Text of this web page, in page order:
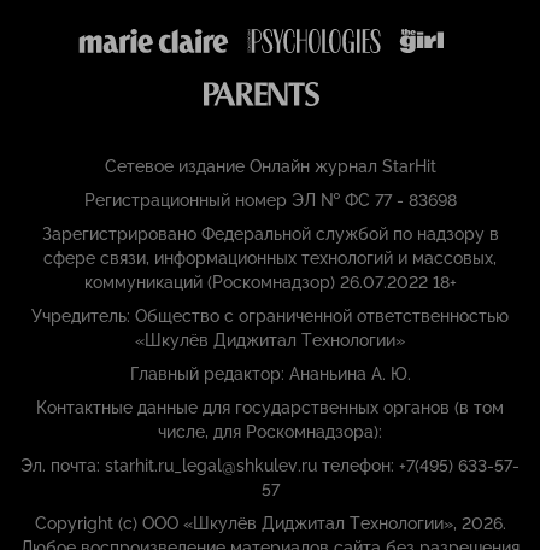
Сетевое издание Онлайн журнал StarHit
Регистрационный номер ЭЛ № ФС 77 - 83698
Зарегистрировано Федеральной службой по надзору в
сфере связи, информационных технологий и массовых,
коммуникаций (Роскомнадзор) 26.07.2022 18+
Учредитель: Общество с ограниченной ответственностью
«Шкулёв Диджитал Технологии»
Главный редактор: Ананьина А. Ю.
Контактные данные для государственных органов (в том
числе, для Роскомнадзора):
Эл. почта: starhit.ru_legal@shkulev.ru телефон: +7(495) 633-57-
57
Copyright (с) ООО «Шкулёв Диджитал Технологии», 2026.